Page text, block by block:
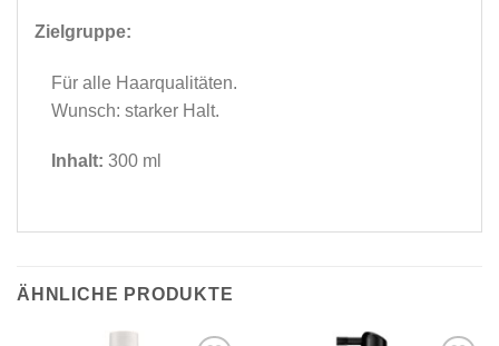
Zielgruppe:
Für alle Haarqualitäten.
Wunsch: starker Halt.
Inhalt: 300 ml
ÄHNLICHE PRODUKTE